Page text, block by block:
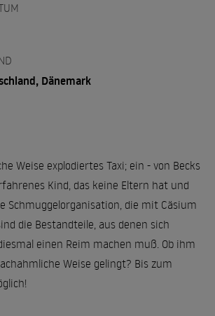
Dänemark
Weise explodiertes Taxi; ein - von Becks
Kind, das keine Eltern hat und
Schmuggelorganisation, die mit Cäsium
die Bestandteile, aus denen sich
einen Reim machen muß. Ob ihm
Weise gelingt? Bis zum